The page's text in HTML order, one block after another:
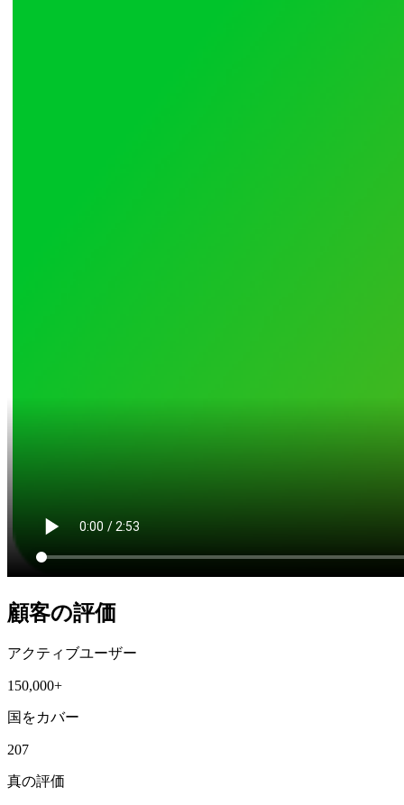
顧客の評価
アクティブユーザー
150,000+
国をカバー
207
真の評価